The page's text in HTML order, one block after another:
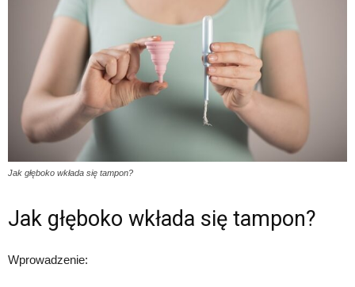
Jak głęboko wkłada się tampon?
Jak głęboko wkłada się tampon?
Wprowadzenie: